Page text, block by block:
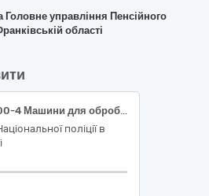
Головне управління Пенсійного
області
ДК 021:2015:30210000-4 Машини для обробки даних (апаратна частина) Лот-1 ДК 021:2015:30210000-4 Машини для обробки даних (апаратна частина) (ДК 021:2015:30213300-8 - Настільні комп’ютери (моноблоки))- 40 од.; Лот-2 ДК 021:2015:30210000-4 Машини для обробки даних (апаратна частина) (ДК 021:2015:30213100-6 - Портативні комп’ютери (ноутбуки)) - 20од..
поліції в